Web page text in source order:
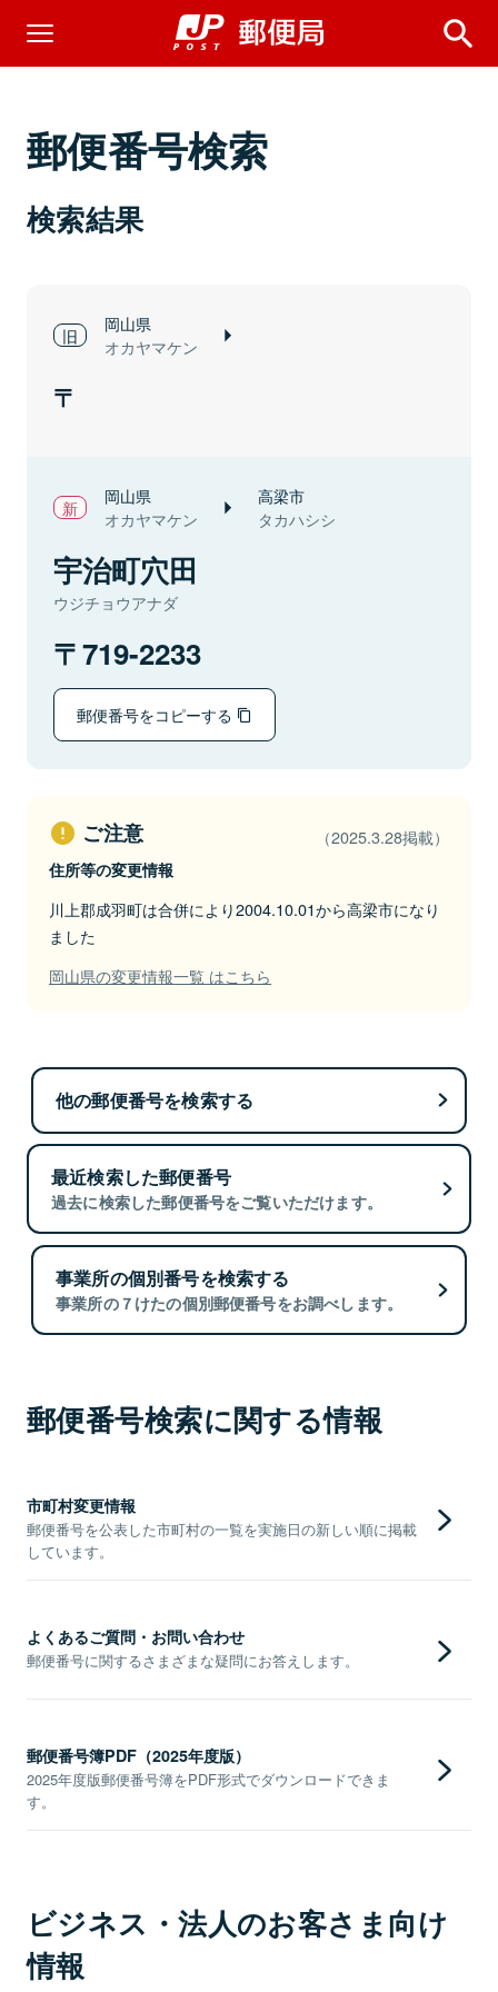
郵便番号検索
検索結果
岡山県
オカヤマケン
岡山県
オカヤマケン
高梁市
タカハシシ
宇治町穴田
ウジチョウアナダ
719-2233
郵便番号をコピーする
ご注意 （2025.3.28掲載）
住所等の変更情報
川上郡成羽町は合併により2004.10.01から高梁市になり
ました
岡山県の変更情報一覧 はこちら
他の郵便番号を検索する
最近検索した郵便番号
過去に検索した郵便番号をご覧いただけます。
事業所の個別番号を検索する
事業所の７けたの個別郵便番号をお調べします。
郵便番号検索に関する情報
市町村変更情報
郵便番号を公表した市町村の一覧を実施日の新しい順に掲載
しています。
よくあるご質問・お問い合わせ
郵便番号に関するさまざまな疑問にお答えします。
郵便番号簿PDF（2025年度版）
2025年度版郵便番号簿をPDF形式でダウンロードできま
す。
ビジネス・法人のお客さま向け
情報